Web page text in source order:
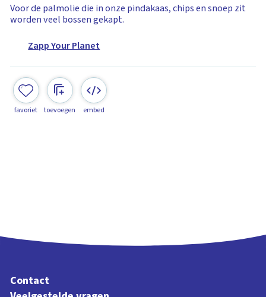
Voor de palmolie die in onze pindakaas, chips en snoep zit
worden veel bossen gekapt.
Zapp Your Planet
favoriet toevoegen embed
Contact